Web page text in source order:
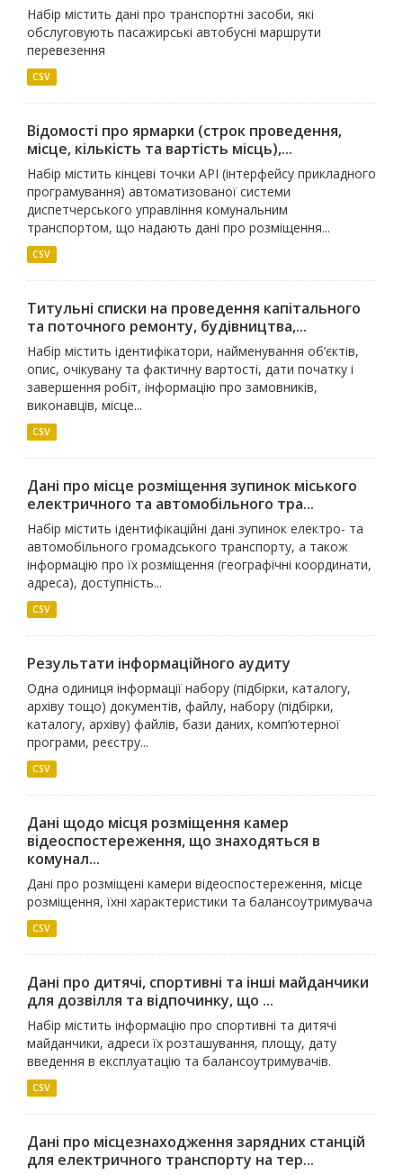
Набір містить дані про транспортні засоби, які
обслуговують пасажирські автобусні маршрути
перевезення
CSV
Відомості про ярмарки (строк проведення,
місце, кількість та вартість місць),...
Набір містить кінцеві точки API (інтерфейсу прикладного
програмування) автоматизованої системи
диспетчерського управління комунальним
транспортом, що надають дані про розміщення...
CSV
Титульні списки на проведення капітального
та поточного ремонту, будівництва,...
Набір містить ідентифікатори, найменування об’єктів,
опис, очікувану та фактичну вартості, дати початку і
завершення робіт, інформацію про замовників,
виконавців, місце...
CSV
Дані про місце розміщення зупинок міського
електричного та автомобільного тра...
Набір містить ідентифікаційні дані зупинок електро- та
автомобільного громадського транспорту, а також
інформацію про їх розміщення (географічні координати,
адреса), доступність...
CSV
Результати інформаційного аудиту
Одна одиниця інформації набору (підбірки, каталогу,
архіву тощо) документів, файлу, набору (підбірки,
каталогу, архіву) файлів, бази даних, комп’ютерної
програми, реєстру...
CSV
Дані щодо місця розміщення камер
відеоспостереження, що знаходяться в
комунал...
Дані про розміщені камери відеоспостереження, місце
розміщення, їхні характеристики та балансоутримувача
CSV
Дані про дитячі, спортивні та інші майданчики
для дозвілля та відпочинку, що ...
Набір містить інформацію про спортивні та дитячі
майданчики, адреси їх розташування, площу, дату
введення в експлуатацію та балансоутримувачів.
CSV
Дані про місцезнаходження зарядних станцій
для електричного транспорту на тер...